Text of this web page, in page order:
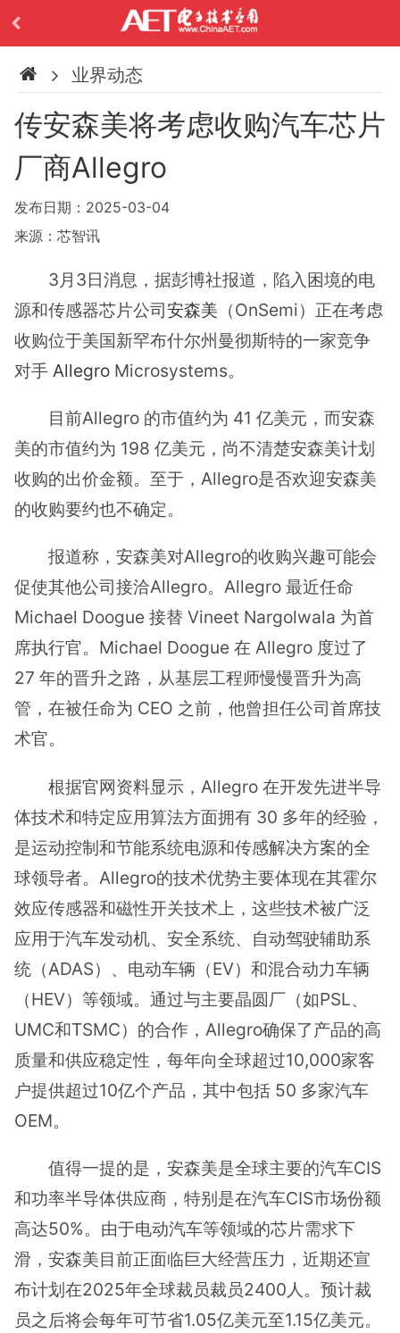
业界动态
传安森美将考虑收购汽车芯片
厂商Allegro
发布日期：2025-03-04
来源：芯智讯
3月3日消息，据彭博社报道，陷入困境的电
源和传感器芯片公司安森美 （OnSemi）正在考虑
收购位于美国新罕布什尔州曼彻斯特的一家竞争
对手 Allegro Microsystems。
目前Allegro 的市值约为 41 亿美元，而安森
美的市值约为 198 亿美元，尚不清楚安森美计划
收购的出价金额。至于，Allegro是否欢迎安森美
的收购要约也不确定。
报道称，安森美对Allegro的收购兴趣可能会
促使其他公司接洽Allegro。Allegro 最近任命
Michael Doogue 接替 Vineet Nargolwala 为首
席执行官。Michael Doogue 在 Allegro 度过了
27 年的晋升之路，从基层工程师慢慢晋升为高
管，在被任命为 CEO 之前，他曾担任公司首席技
术官。
根据官网资料显示，Allegro 在开发先进半导
体技术和特定应用算法方面拥有 30 多年的经验，
是运动控制和节能系统电源和传感解决方案的全
球领导者。Allegro的技术优势主要体现在其霍尔
效应传感器和磁性开关技术上，这些技术被广泛
应用于汽车发动机、安全系统、自动驾驶辅助系
统（ADAS）、电动车辆（EV）和混合动力车辆
（HEV）等领域。通过与主要晶圆厂（如PSL、
UMC和TSMC）的合作，Allegro确保了产品的高
质量和供应稳定性，每年向全球超过10,000家客
户提供超过10亿个产品，其中包括 50 多家汽车
OEM。
值得一提的是，安森美是全球主要的汽车CIS
和功率半导体供应商，特别是在汽车CIS市场份额
高达50%。由于电动汽车等领域的芯片需求下
滑，安森美目前正面临巨大经营压力，近期还宣
布计划在2025年全球裁员裁员2400人。预计裁
员之后将会每年可节省1.05亿美元至1.15亿美元。